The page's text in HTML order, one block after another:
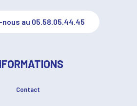
au 05.58.05.44.45
Contact